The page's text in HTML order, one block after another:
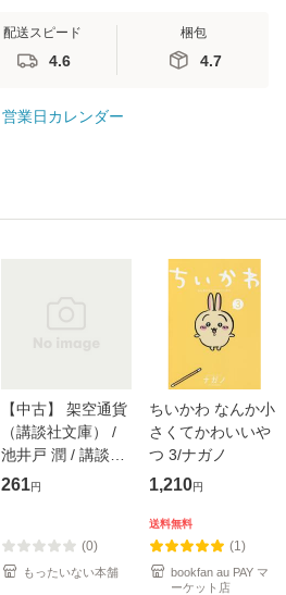
配送スピード
4.6
梱包
4.7
営業日カレンダー
【中古】 架空通貨
（講談社文庫） /
池井戸 潤 / 講談社
[文庫]【メール便送
261円
(0)
もったいない本舗
ちいかわ なんか小
さくてかわいいや
つ 3/ナガノ
1,210円
送料無料
(1)
bookfan au PAY マ
ーケット店